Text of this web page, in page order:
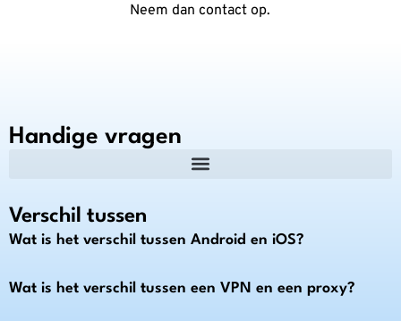
Neem dan contact op.
Handige vragen
Verschil tussen
Wat is het verschil tussen Android en iOS?
Wat is het verschil tussen een VPN en een proxy?